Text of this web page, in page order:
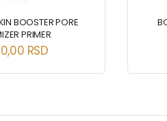
BOOSTER PORE
PRIMER
RSD